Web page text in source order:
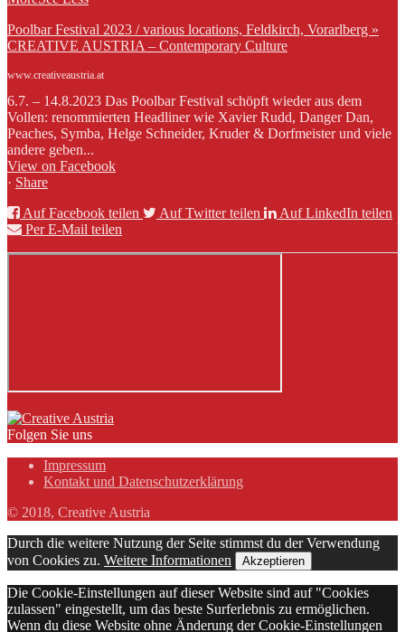
Poolbar Festival 2023 / various locations, Feldkirch, Vorarlberg »
CREATIVE AUSTRIA – Contemporary Culture
www.creativeaustria.at
6.7. – 14.8.2023 Das Poolbar Festival schöpft wieder aus dem
Vollen: renommierten Headliner wie Xavier Rudd, Danger Dan,
Peaches, Symba, Helge Schneider, Kruder & Dorfmeister und viele
andere geben...
View on Facebook
· Share
Auf Facebook teilen
Auf Twitter teilen
Auf LinkedIn teilen
Per E-Mail teilen
Folgen Sie uns
Impressum
Kontakt und Datenschutzerklärung
© 2018, Creative Austria
Durch die weitere Nutzung der Seite stimmst du der Verwendung
von Cookies zu. Weitere Informationen Akzeptieren
Die Cookie-Einstellungen auf dieser Website sind auf "Cookies
zulassen" eingestellt, um das beste Surferlebnis zu ermöglichen.
Wenn du diese Website ohne Änderung der Cookie-Einstellungen